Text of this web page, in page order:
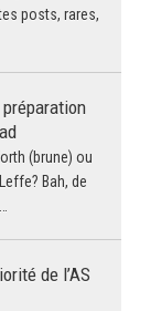
posts, rares,
(brune) ou
Bah, de
de l’AS